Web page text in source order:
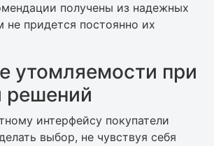
получены из надежных
не придется постоянно их
утомляемости при
решений
интерфейсу покупатели
выбор, не чувствуя себя